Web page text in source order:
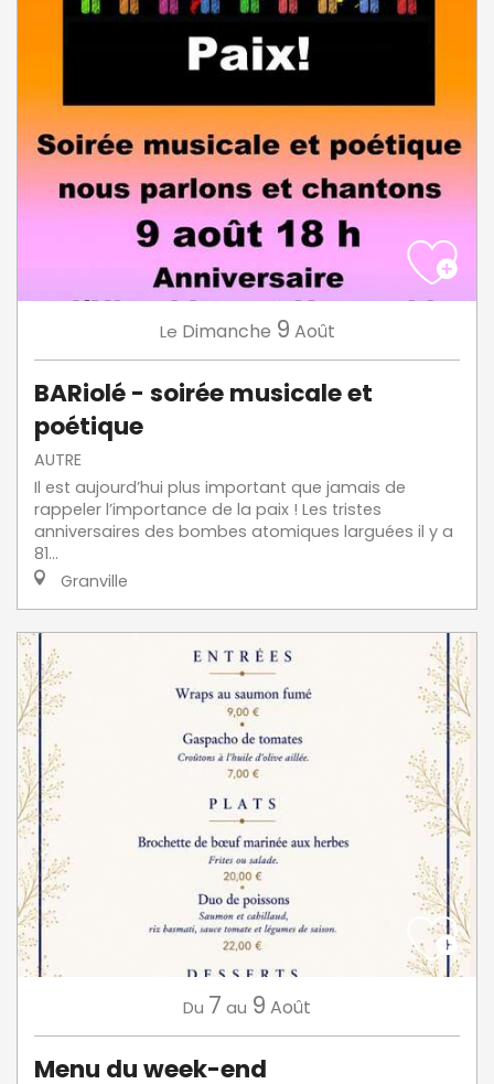
Le Dimanche 9 Août
BARiolé - soirée musicale et
poétique
AUTRE
Il est aujourd’hui plus important que jamais de
rappeler l’importance de la paix ! Les tristes
anniversaires des bombes atomiques larguées il y a
81...
Granville
Du 7 au 9 Août
Menu du week-end